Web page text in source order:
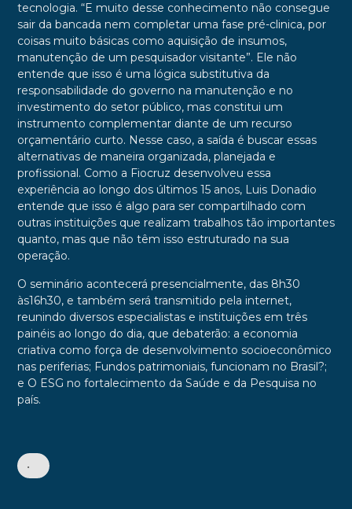
tecnologia. “E muito desse conhecimento não consegue
sair da bancada nem completar uma fase pré-clinica, por
coisas muito básicas como aquisição de insumos,
manutenção de um pesquisador visitante”. Ele não
entende que isso é uma lógica substitutiva da
responsabilidade do governo na manutenção e no
investimento do setor público, mas constitui um
instrumento complementar diante de um recurso
orçamentário curto. Nesse caso, a saída é buscar essas
alternativas de maneira organizada, planejada e
profissional. Como a Fiocruz desenvolveu essa
experiência ao longo dos últimos 15 anos, Luis Donadio
entende que isso é algo para ser compartilhado com
outras instituições que realizam trabalhos tão importantes
quanto, mas que não têm isso estruturado na sua
operação.
O seminário acontecerá presencialmente, das 8h30
às16h30, e também será transmitido pela internet,
reunindo diversos especialistas e instituições em três
painéis ao longo do dia, que debaterão: a economia
criativa como força de desenvolvimento socioeconômico
nas periferias; Fundos patrimoniais, funcionam no Brasil?;
e O ESG no fortalecimento da Saúde e da Pesquisa no
país.
•